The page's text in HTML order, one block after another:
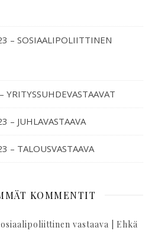
– SOSIAALIPOLIITTINEN
YRITYSSUHDEVASTAAVAT
– JUHLAVASTAAVA
– TALOUSVASTAAVA
KOMMENTIT
vastaava | Ehkä